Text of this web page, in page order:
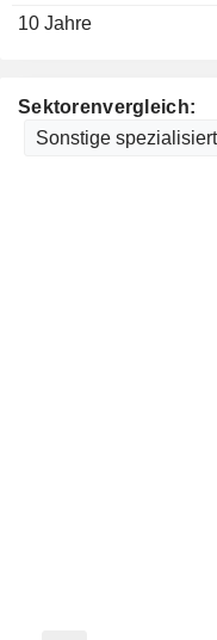
10 Jahre
Sektorenvergleich: